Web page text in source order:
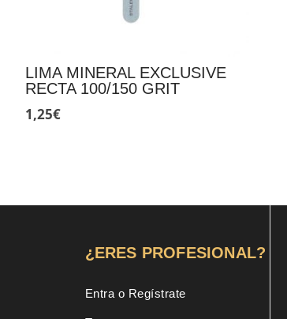
LIMA MINERAL EXCLUSIVE
RECTA 100/150 GRIT
1,25€
¿ERES PROFESIONAL?
Entra o Regístrate